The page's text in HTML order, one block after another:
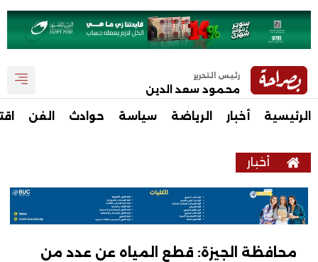
رئيس التحرير
محمود سعد الدين
الرئيسية أخبار الرياضة سياسة حوادث الفن
أخبار
محافظة الجيزة: قطع المياه عن عدد من